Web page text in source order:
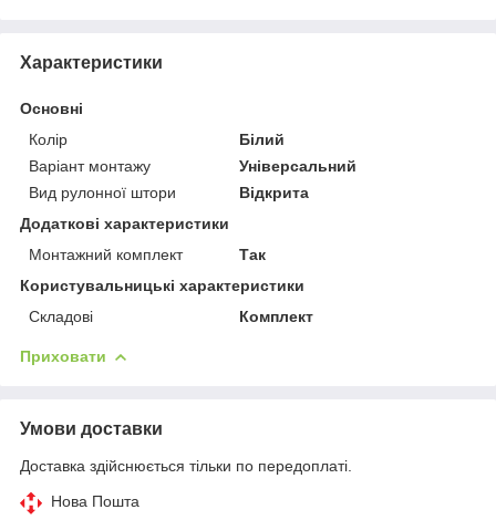
Характеристики
Основні
Колір
Білий
Варіант монтажу
Універсальний
Вид рулонної штори
Відкрита
Додаткові характеристики
Монтажний комплект
Так
Користувальницькі характеристики
Складові
Комплект
Приховати
Умови доставки
Доставка здійснюється тільки по передоплаті.
Нова Пошта